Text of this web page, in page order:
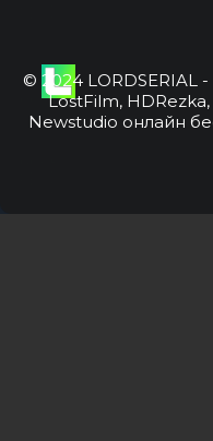
© 2024 LORDSERIAL
LostFilm,
Newstudio онлайн